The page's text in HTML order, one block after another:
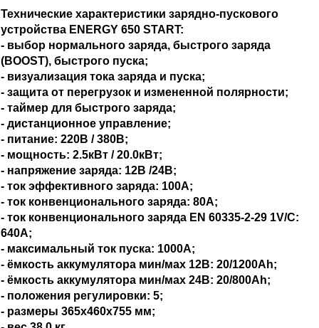
Технические характеристики зарядно-пускового
устройства ENERGY 650 START:
- выбор нормального заряда, быстрого заряда
(BOOST), быстрого пуска;
- визуализация тока заряда и пуска;
- защита от перегрузок и измененной полярности;
- таймер для быстрого заряда;
- дистанционное управление;
- питание: 220В / 380В;
- мощность: 2.5кВт / 20.0кВт;
- напряжение заряда: 12В /24В;
- ток эффективного заряда: 100А;
- ток конвенционального заряда: 80А;
- ток конвенционального заряда EN 60335-2-29 1V/C:
640А;
- максимальный ток пуска: 1000А;
- ёмкость аккумулятора мин/мах 12В: 20/1200Ah;
- ёмкость аккумулятора мин/мах 24В: 20/800Ah;
- положения регулировки: 5;
- размеры 365х460х755 мм;